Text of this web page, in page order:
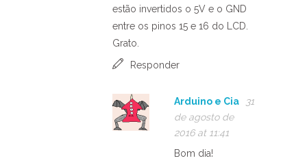
estão invertidos o 5V e o GND
entre os pinos 15 e 16 do LCD.
Grato.
Responder
Arduino e Cia
31
de agosto de
2016 at 11:41
Bom dia!